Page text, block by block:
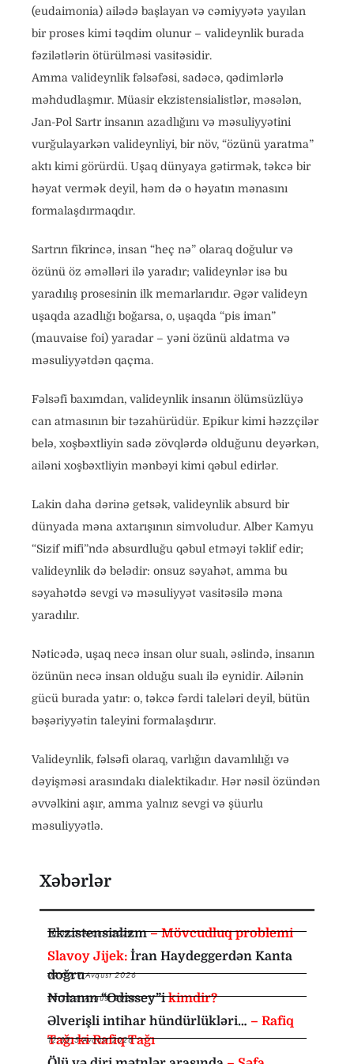
(eudaimonia) ailədə başlayan və cəmiyyətə yayılan
bir proses kimi təqdim olunur – valideynlik burada
fəzilətlərin ötürülməsi vasitəsidir.
Amma valideynlik fəlsəfəsi, sadəcə, qədimlərlə
məhdudlaşmır. Müasir ekzistensialistlər, məsələn,
Jan-Pol Sartr insanın azadlığını və məsuliyyətini
vurğulayarkən valideynliyi, bir növ, “özünü yaratma”
aktı kimi görürdü. Uşaq dünyaya gətirmək, təkcə bir
həyat vermək deyil, həm də o həyatın mənasını
formalaşdırmaqdır.
Sartrın fikrincə, insan “heç nə” olaraq doğulur və
özünü öz əməlləri ilə yaradır; valideynlər isə bu
yaradılış prosesinin ilk memarlarıdır. Əgər valideyn
uşaqda azadlığı boğarsa, o, uşaqda “pis iman”
(mauvaise foi) yaradar – yəni özünü aldatma və
məsuliyyətdən qaçma.
Fəlsəfi baxımdan, valideynlik insanın ölümsüzlüyə
can atmasının bir təzahürüdür. Epikur kimi həzzçilər
belə, xoşbəxtliyin sadə zövqlərdə olduğunu deyərkən,
ailəni xoşbəxtliyin mənbəyi kimi qəbul edirlər.
Lakin daha dərinə getsək, valideynlik absurd bir
dünyada məna axtarışının simvoludur. Alber Kamyu
“Sizif mifi”ndə absurdluğu qəbul etməyi təklif edir;
valideynlik də belədir: onsuz səyahət, amma bu
səyahətdə sevgi və məsuliyyət vasitəsilə məna
yaradılır.
Nəticədə, uşaq necə insan olur sualı, əslində, insanın
özünün necə insan olduğu sualı ilə eynidir. Ailənin
gücü burada yatır: o, təkcə fərdi taleləri deyil, bütün
bəşəriyyətin taleyini formalaşdırır.
Valideynlik, fəlsəfi olaraq, varlığın davamlılığı və
dəyişməsi arasındakı dialektikadır. Hər nəsil özündən
əvvəlkini aşır, amma yalnız sevgi və şüurlu
məsuliyyətlə.
Xəbərlər
Ekzistensializm– Mövcudluq problemi
10:35,7 Avqust 2026
Slavoy Jijek: İran Haydeggerdən Kanta
doğru
09:00,7 Avqust 2026
Nolanın “Odissey”ikimdir?
08:30,6 Avqust 2026
Əlverişli intihar hündürlükləri… – Rafiq
Tağı ki Rafiq Tağı
12:35,5 Avqust 2026